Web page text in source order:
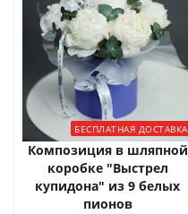
БЕСПЛАТНАЯ ДОСТАВКА
Композиция в шляпной
коробке "Выстрел
купидона" из 9 белых
пионов